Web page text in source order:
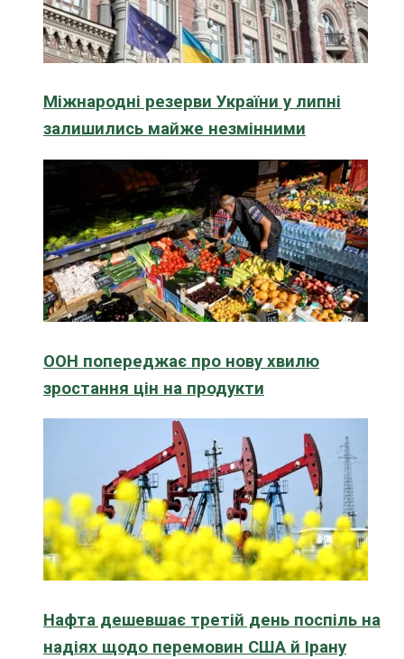
Міжнародні резерви України у липні
залишились майже незмінними
ООН попереджає про нову хвилю
зростання цін на продукти
Нафта дешевшає третій день поспіль на
надіях щодо перемовин США й Ірану